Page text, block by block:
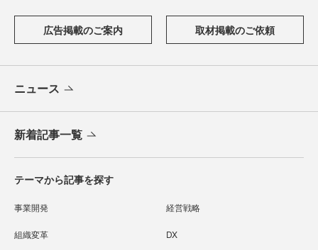
広告掲載のご案内 取材掲載のご依頼
ニュース
新着記事一覧
テーマから記事を探す
事業開発 経営戦略
組織変革 DX